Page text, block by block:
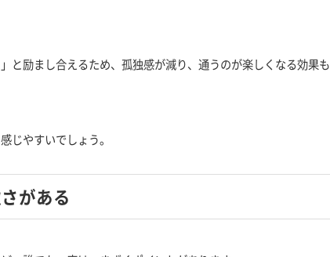
と励まし合えるため、孤独感が減り、通うのが楽しくなる効果も
じやすいでしょう。
がある